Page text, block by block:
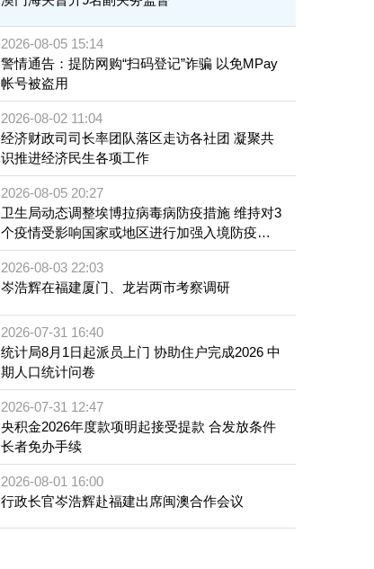
2026-08-05 15:14
警情通告：提防网购“扫码登记”诈骗 以免MPay
帐号被盗用
2026-08-02 11:04
经济财政司司长率团队落区走访各社团 凝聚共
识推进经济民生各项工作
2026-08-05 20:27
卫生局动态调整埃博拉病毒病防疫措施 维持对3
个疫情受影响国家或地区进行加强入境防疫措
施
2026-08-03 22:03
岑浩辉在福建厦门、龙岩两市考察调研
2026-07-31 16:40
统计局8月1日起派员上门 协助住户完成2026 中
期人口统计问卷
2026-07-31 12:47
央积金2026年度款项明起接受提款 合发放条件
长者免办手续
2026-08-01 16:00
行政长官岑浩辉赴福建出席闽澳合作会议